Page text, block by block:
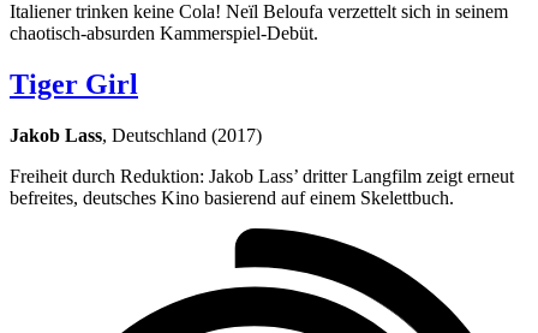
Italiener trinken keine Cola! Neïl Beloufa verzettelt sich in seinem
chaotisch-absurden Kammerspiel-Debüt.
Tiger Girl
Jakob Lass, Deutschland (2017)
Freiheit durch Reduktion: Jakob Lass’ dritter Langfilm zeigt erneut
befreites, deutsches Kino basierend auf einem Skelettbuch.